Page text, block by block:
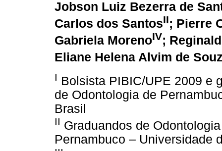
Jobson Luiz Bezerra de
Carlos dos SantosII; Pierre
Gabriela MorenoIV;
Eliane Helena Alvim de
I Bolsista PIBIC/UPE 2009 e
de Odontologia de
Brasil
II Graduandos de
Pernambuco – Universidade